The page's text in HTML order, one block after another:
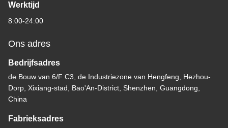
Werktijd
8:00-24:00
Ons adres
Bedrijfsadres
de Bouw van 6/F C3, de Industriezone van Hengfeng, Hezhou-
Dorp, Xixiang-stad, Bao'An-District, Shenzhen, Guangdong,
China
Fabrieksadres